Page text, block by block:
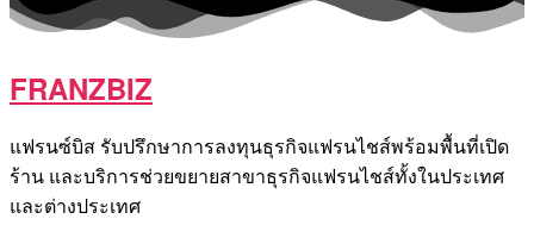
FRANZBIZ
แฟรนซ์บิส รับปรึกษาการลงทุนธุรกิจแฟรนไชส์พร้อมพื้นที่เปิด
ร้าน และบริการช่วยขยายสาขาธุรกิจแฟรนไชส์ทั้งในประเทศ
และต่างประเทศ